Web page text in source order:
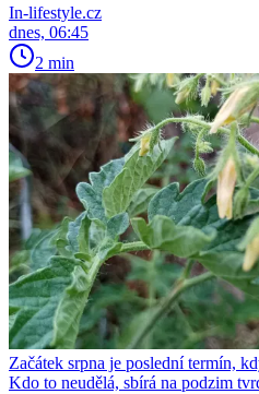
In-lifestyle.cz
dnes, 06:45
2 min
Začátek srpna je poslední termín,
Kdo to neudělá, sbírá na podzim